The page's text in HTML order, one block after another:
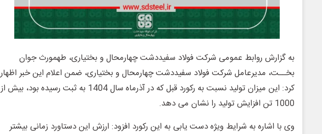
به گزارش روابط عمومی شرکت فولاد سفیددشت چهارمحال و بختیاری، طهمورث جوان
بخــت، مدیرعامل شرکت فولاد سفیددشت چهارمحال و بختیاری، ضمن اعلام این خبر اظهار
کرد: این میزان تولید نسبت به رکورد قبل که در آذرماه سال 1404 به ثبت رسیده بود، بیش از
1000 تن افزایش تولید را نشان می دهد.
وی با اشاره به شرایط ویژه دست یابی به این رکورد افزود: ارزش این دستاورد زمانی بیشتر